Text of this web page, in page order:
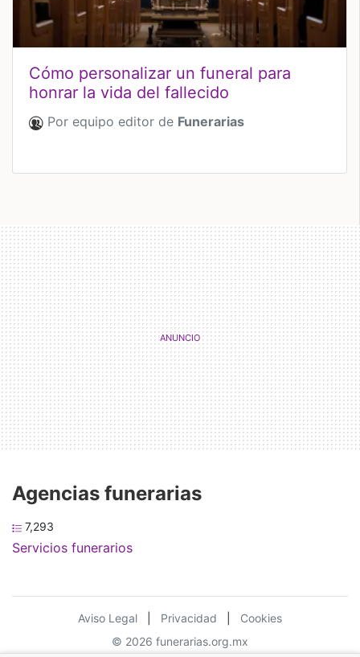
Cómo personalizar un funeral para
honrar la vida del fallecido
Por equipo editor de Funerarias
Agencias funerarias
7,293
Servicios funerarios
Aviso Legal Privacidad
Cookies
© 2026 funerarias.org.mx